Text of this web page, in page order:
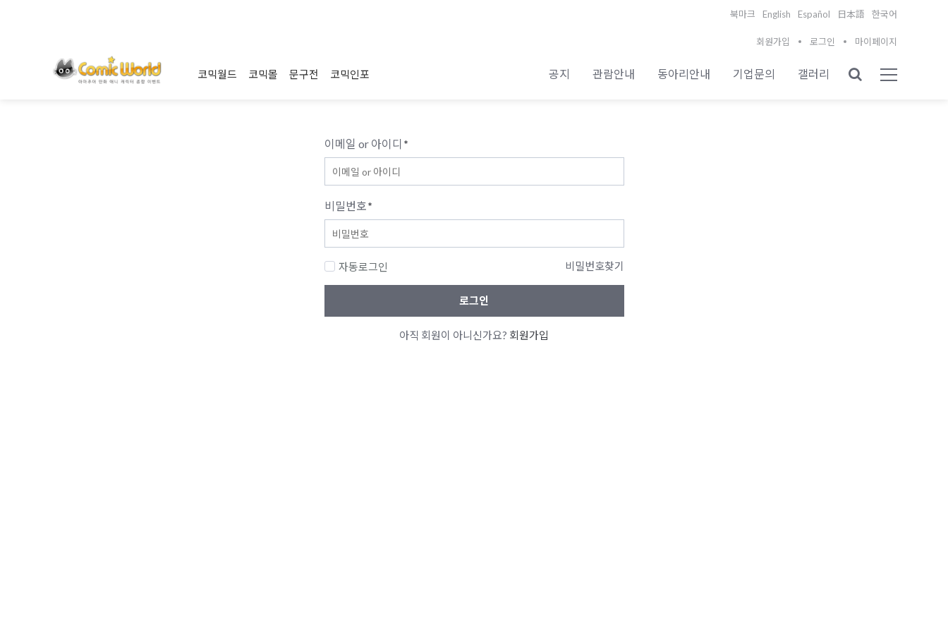
북마크 English Español 日本語 한국어
회원가입 로그인 마이페이지
코믹월드 코믹몰 문구전 코믹인포 공지 관람안내 동아리안내 기업문의 갤러리
이메일 or 아이디 *
비밀번호*
자동로그인 비밀번호찾기
로그인
아직 회원이 아니신가요? 회원가입